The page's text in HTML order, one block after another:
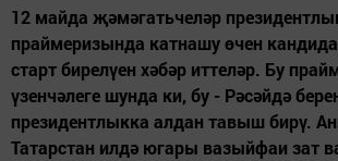
12 майда җәмәгатьчеләр
праймеризында катнашу өчен
старт бирелүен хәбәр иттеләр. Бу
үзенчәлеге шунда ки, бу - Рәсәйдә
президентлыкка алдан тавыш бирү.
Татарстан илдә югары вазыйфаи зат